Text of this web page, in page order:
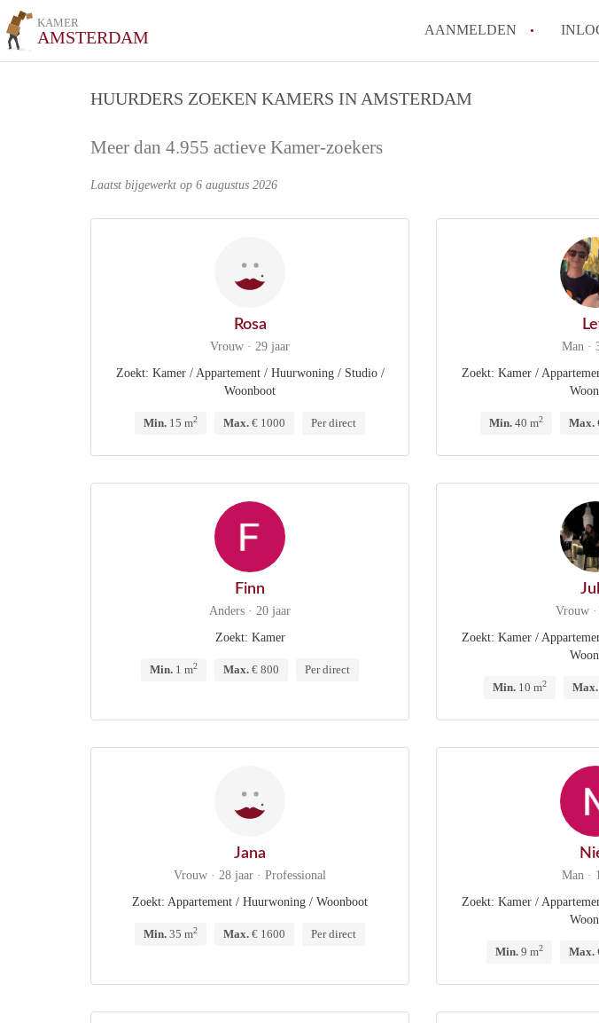
KAMER
AMSTERDAM AANMELDEN
HUURDERS ZOEKEN KAMERS IN AMSTERDAM
Meer dan 4.955 actieve Kamer-zoekers
Laatst bijgewerkt op 6 augustus 2026
Rosa
Vrouw · 29 jaar
Zoekt: Kamer / Appartement / Huurwoning / Studio /
Woonboot
Min. 15 m2 Max. € 1000 Per direct
Man ·
Zoekt: Kamer /
Min. 40 m2 Max.
Finn
Anders · 20 jaar
Zoekt: Kamer
Min. 1 m2 Max. € 800 Per direct
Vrouw
Zoekt: Kamer /
Min.10 m2 Max.
Jana
Vrouw · 28 jaar · Professional
Zoekt: Appartement / Huurwoning / Woonboot
Min. 35 m2 Max. € 1600 Per direct
Man ·
Zoekt: Kamer /
Min. 9 m2 Max.